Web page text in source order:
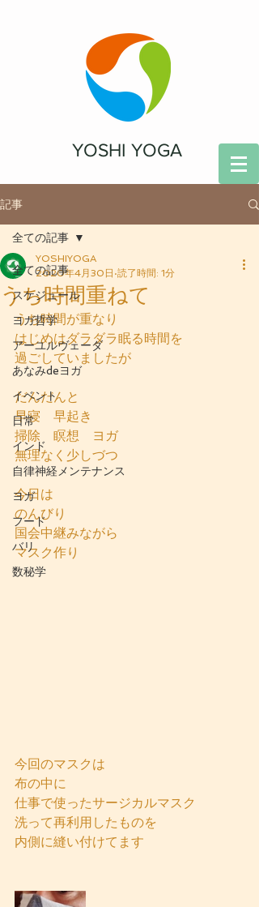
YOSHI YOGA
記事
全ての記事
スケジュール
ヨガ哲学
アーユルヴェーダ
あなみdeヨガ
イベント
日常
インド
自律神経メンテナンス
ヨガ
フード
バリ
数秘学
全ての記事
うち時間重ねて
YOSHIYOGA
2020年4月30日 読了時間: 1分
うち時間が重なり
はじめはダラダラ眠る時間を
過ごしていましたが
だんだんと
早寝　早起き
掃除　瞑想　ヨガ
無理なく少しづつ
今日は
のんびり
国会中継みながら
マスク作り
今回のマスクは
布の中に
仕事で使ったサージカルマスク
洗って再利用したものを
内側に縫い付けてます